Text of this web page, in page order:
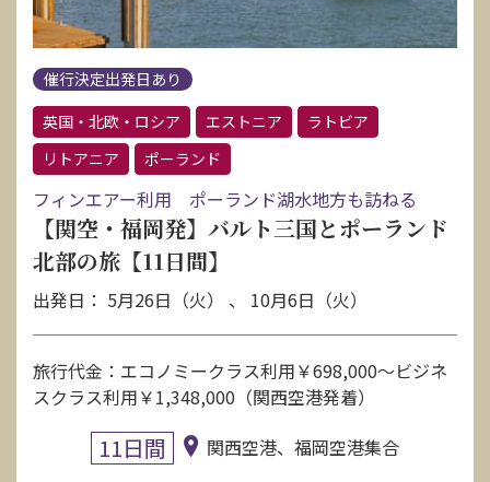
催行決定出発日あり
英国・北欧・ロシア
エストニア
ラトビア
リトアニア
ポーランド
フィンエアー利用 ポーランド湖水地方も訪ねる
【関空・福岡発】バルト三国とポーランド
北部の旅【11日間】
出発日： 5月26日（火） 、 10月6日（火）
旅行代金：エコノミークラス利用￥698,000〜ビジネ
スクラス利用￥1,348,000（関西空港発着）
11日間 関西空港、福岡空港集合